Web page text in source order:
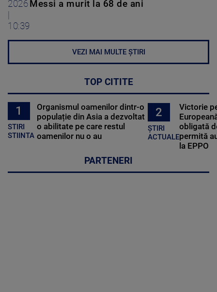
2026
10:39
Messi a murit la 68 de ani
VEZI MAI MULTE ȘTIRI
TOP CITITE
1
STIRI
STIINTA
Organismul oamenilor dintr-o
populație din Asia a dezvoltat
o abilitate pe care restul
oamenilor nu o au
2
ȘTIRI
ACTUALE
Victorie
obligată
permită
la EPPO
PARTENERI